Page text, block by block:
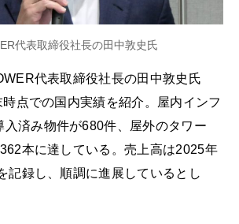
代表取締役社長の田中敦史氏
代表取締役社長の田中敦史氏
点での国内実績を紹介。屋内インフ
入済み物件が680件、屋外のタワー
本に達している。売上高は2025年
記録し、順調に進展しているとし